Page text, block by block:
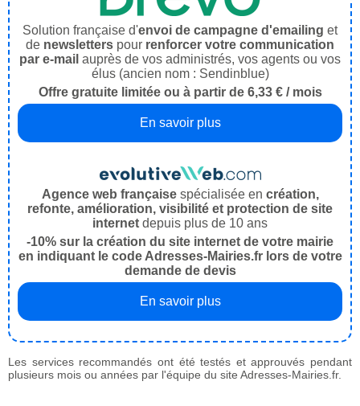
Solution française d'envoi de campagne d'emailing et
de newsletters pour renforcer votre communication
par e-mail auprès de vos administrés, vos agents ou vos
élus (ancien nom : Sendinblue)
Offre gratuite limitée ou à partir de 6,33 € / mois
En savoir plus
Agence web françaisespécialisée en création,
refonte, amélioration, visibilité et protection de site
internet depuis plus de 10 ans
-10% sur la création du site internet de votre mairie
en indiquant le code Adresses-Mairies.fr lors de votre
demande de devis
En savoir plus
Les services recommandés ont été testés et approuvés pendant
plusieurs mois ou années par l'équipe du site Adresses-Mairies.fr.